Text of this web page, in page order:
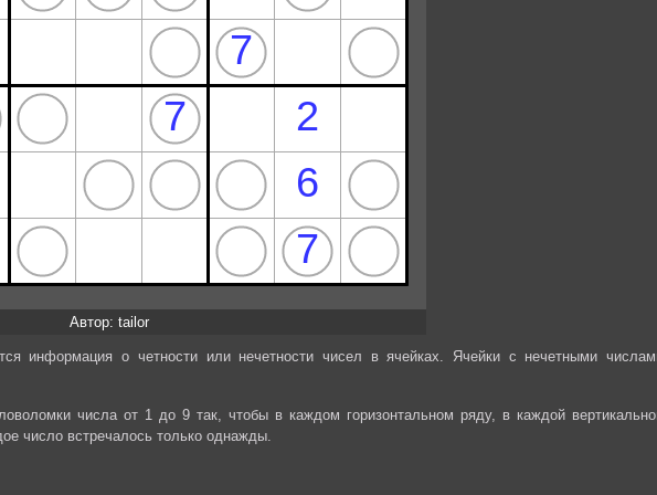
Автор: tailor
информация о четности или нечетности чисел в ячейках. Ячейки с нечетными
числа от 1 до 9 так, чтобы в каждом горизонтальном ряду, в каждой
число встречалось только однажды.